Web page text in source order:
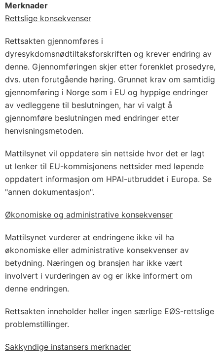
Merknader
Rettslige konsekvenser
Rettsakten gjennomføres i
dyresykdomsnødtiltaksforskriften og krever endring av
denne. Gjennomføringen skjer etter forenklet prosedyre,
dvs. uten forutgående høring. Grunnet krav om samtidig
gjennomføring i Norge som i EU og hyppige endringer
av vedleggene til beslutningen, har vi valgt å
gjennomføre beslutningen med endringer etter
henvisningsmetoden.
Mattilsynet vil oppdatere sin nettside hvor det er lagt
ut lenker til EU-kommisjonens nettsider med løpende
oppdatert informasjon om HPAI-utbruddet i Europa. Se
"annen dokumentasjon".
Økonomiske og administrative konsekvenser
Mattilsynet vurderer at endringene ikke vil ha
økonomiske eller administrative konsekvenser av
betydning. Næringen og bransjen har ikke vært
involvert i vurderingen av og er ikke informert om
denne endringen.
Rettsakten inneholder heller ingen særlige EØS-rettslige
problemstillinger.
Sakkyndige instansers merknader